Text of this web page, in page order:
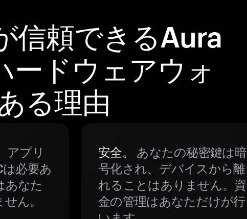
信頼できるAura
ードウェアウォ
る理由
アプリ
必要あ
あなた
ん。
安全。
あなたの秘密鍵は暗
号化され、デバイスから離
れることはありません。資
金の管理はあなただけが行